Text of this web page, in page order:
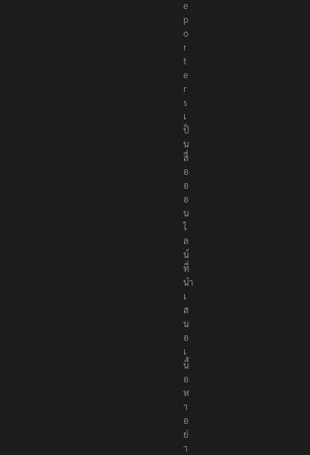
e
p
o
r
t
e
r
s
เ
ป็
น
สื่
อ
อ
อ
น
ไ
ล
น์
ที่
นำ
เ
ส
น
อ
เ
นื้
อ
ห
า
อ
ย่
า